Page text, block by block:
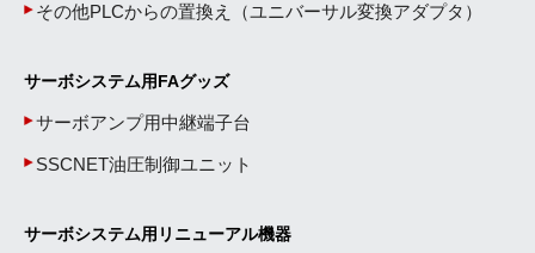
その他PLCからの置換え（ユニバーサル変換アダプタ）
サーボシステム用FAグッズ
サーボアンプ用中継端子台
SSCNET油圧制御ユニット
サーボシステム用リニューアル機器